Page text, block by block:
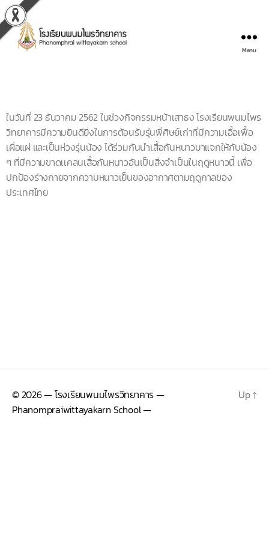
Menu
ในวันที่ 23 ธันวาคม 2562 ในช่วงกิจกรรมหน้าเสาธง โรงเรียนพนมไพร
วิทยาคารมีความยินดียิ่งในการต้อนรับรุ่นพี่ศิษย์เก่าที่มีความเอื้อเฟื้อ
เผื่อแผ่ และเป็นห่วงรุ่นน้อง ได้ร่วมกันนำเสื้อกันหนาวมาแจกให้กับน้อง
ๆ ที่มีความขาดเเคลนเสื้อกันหนาวอันเป็นสิ่งจำเป็นในฤดูหนาวนี้ เพื่อ
ปกป้องร่างกายจากความหนาวเย็นของอากาศตามฤดูกาลของ
ประเทศไทย
© 2026— โรงเรียนพนมไพรวิทยาคาร —
Phanompraiwittayakarn School —
Up↑